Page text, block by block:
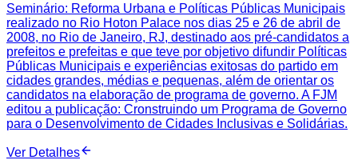
Seminário: Reforma Urbana e Políticas Públicas Municipais
realizado no Rio Hoton Palace nos dias 25 e 26 de abril de
2008, no Rio de Janeiro, RJ, destinado aos pré-candidatos a
prefeitos e prefeitas e que teve por objetivo difundir Políticas
Públicas Municipais e experiências exitosas do partido em
cidades grandes, médias e pequenas, além de orientar os
candidatos na elaboração de programa de governo. A FJM
editou a publicação: Cronstruindo um Programa de Governo
para o Desenvolvimento de Cidades Inclusivas e Solidárias.
Ver Detalhes